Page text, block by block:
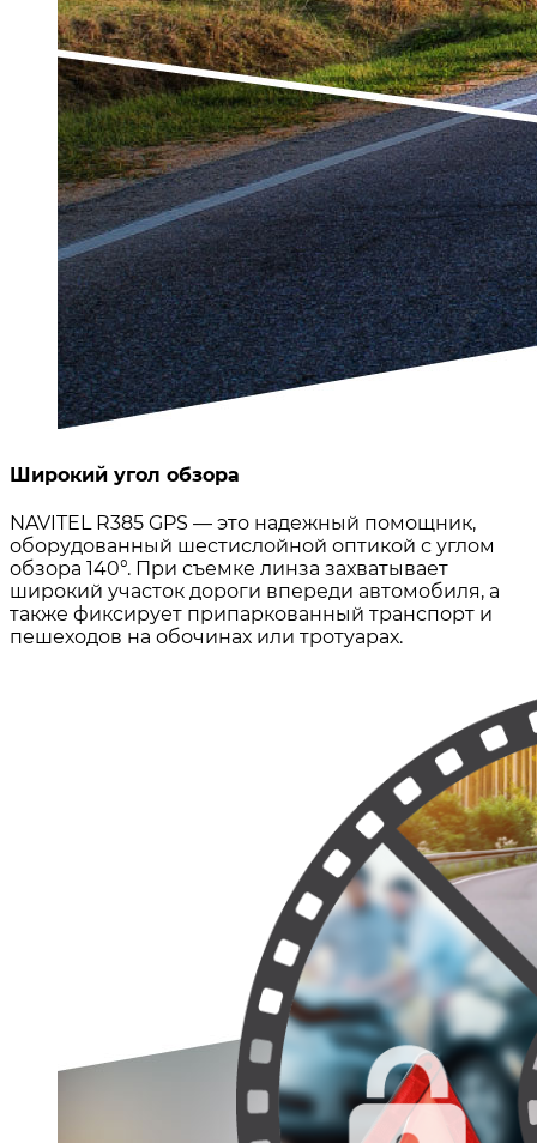
Широкий угол обзора
NAVITEL R385 GPS — это надежный помощник,
оборудованный шестислойной оптикой с углом
обзора 140°. При съемке линза захватывает
широкий участок дороги впереди автомобиля, а
также фиксирует припаркованный транспорт и
пешеходов на обочинах или тротуарах.